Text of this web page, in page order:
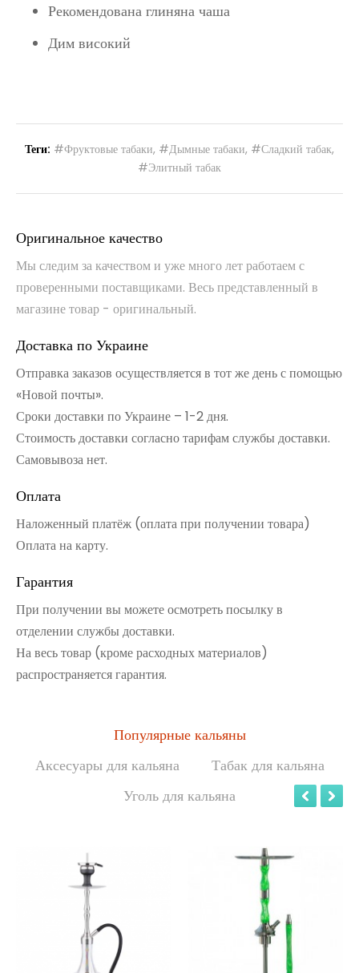
Рекомендована глиняна чаша
Дим високий
Теги: #Фруктовые табаки, #Дымные табаки, #Сладкий табак,
#Элитный табак
Оригинальное качество
Мы следим за качеством и уже много лет работаем с
проверенными поставщиками. Весь представленный в
магазине товар - оригинальный.
Доставка по Украине
Отправка заказов осуществляется в тот же день с помощью
«Новой почты».
Сроки доставки по Украине – 1-2 дня.
Стоимость доставки согласно тарифам службы доставки.
Самовывоза нет.
Оплата
Наложенный платёж (оплата при получении товара)
Оплата на карту.
Гарантия
При получении вы можете осмотреть посылку в
отделении службы доставки.
На весь товар (кроме расходных материалов)
распространяется гарантия.
Популярные кальяны
Аксесуары для кальяна
Табак для кальяна
Уголь для кальяна